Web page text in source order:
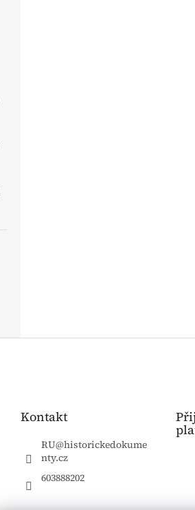
Kontakt
RU@historickedokume
nty.cz
603888202